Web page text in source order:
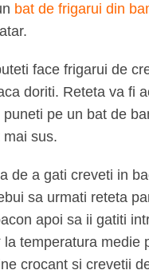
bat de frigarui din
face frigarui de
doriti. Reteta va fi
pe un bat de
sus.
de a gati creveti in
sa urmati reteta
apoi sa ii gatiti
la temperatura medie
crocant si crevetii